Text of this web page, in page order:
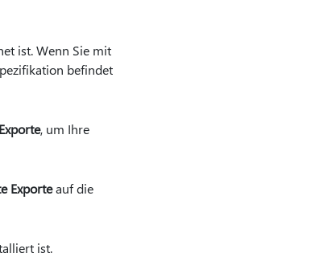
ist. Wenn Sie mit
befindet
, um Ihre
Exporteauf die
ist.